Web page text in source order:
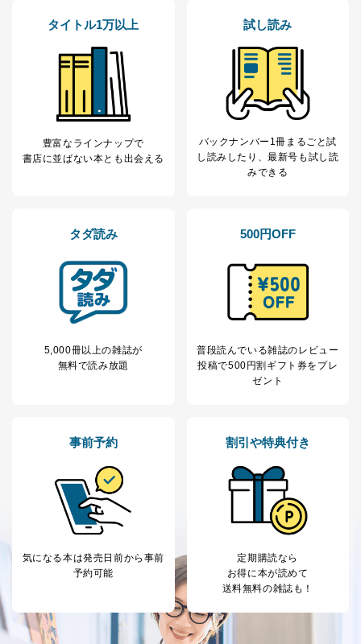
タイトル1万以上
豊富なラインナップで
書店に並ばない本とも出会える
試し読み
バックナンバー1冊まるごと試
し読み したり、最新号も試し読
みできる
タダ読み
5,000冊以上の雑誌が
無料で読み放題
500円OFF
普段読んでいる雑誌のレビュー
投稿で500円割ギフト券をプレ
ゼント
事前予約
気になる本は発売日前から事前
予約可能
割引や特典付き
定期購読なら
お得に本が読めて
送料無料の雑誌も！